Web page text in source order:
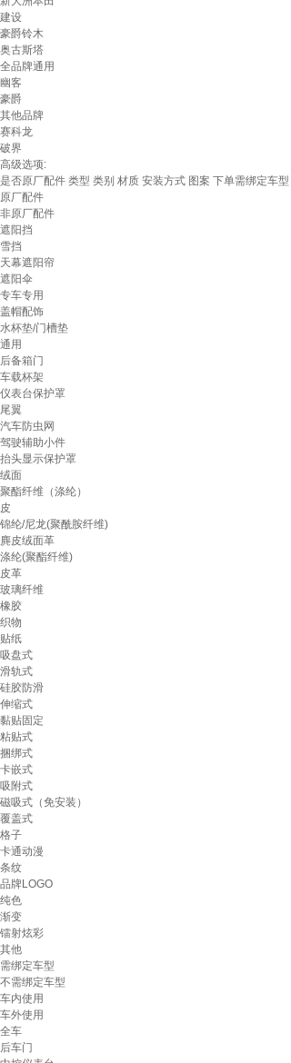
建设
豪爵铃木
奥古斯塔
全品牌通用
幽客
豪爵
其他品牌
赛科龙
破界
高级选项:
是否原厂配件 类型 类别 材质 安装方式 图案 下单需绑定车型
原厂配件
非原厂配件
遮阳挡
雪挡
天幕遮阳帘
遮阳伞
专车专用
盖帽配饰
水杯垫/门槽垫
通用
后备箱门
车载杯架
仪表台保护罩
尾翼
汽车防虫网
驾驶辅助小件
抬头显示保护罩
绒面
聚酯纤维（涤纶）
皮
锦纶/尼龙(聚酰胺纤维)
麂皮绒面革
涤纶(聚酯纤维)
皮革
玻璃纤维
橡胶
织物
贴纸
吸盘式
滑轨式
硅胶防滑
伸缩式
黏贴固定
粘贴式
捆绑式
卡嵌式
吸附式
磁吸式（免安装）
覆盖式
格子
卡通动漫
条纹
品牌LOGO
纯色
渐变
镭射炫彩
其他
需绑定车型
不需绑定车型
车内使用
车外使用
全车
后车门